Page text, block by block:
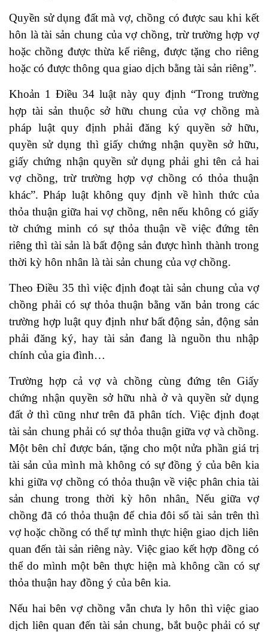
Quyền sử dụng đất mà vợ, chồng có được sau khi kết
hôn là tài sản chung của vợ chồng, trừ trường hợp vợ
hoặc chồng được thừa kế riêng, được tặng cho riêng
hoặc có được thông qua giao dịch bằng tài sản riêng”.
Khoản 1 Điều 34 luật này quy định “Trong trường
hợp tài sản thuộc sở hữu chung của vợ chồng mà
pháp luật quy định phải đăng ký quyền sở hữu,
quyền sử dụng thì giấy chứng nhận quyền sở hữu,
giấy chứng nhận quyền sử dụng phải ghi tên cả hai
vợ chồng, trừ trường hợp vợ chồng có thỏa thuận
khác”. Pháp luật không quy định về hình thức của
thỏa thuận giữa hai vợ chồng, nên nếu không có giấy
tờ chứng minh có sự thỏa thuận về việc đứng tên
riêng thì tài sản là bất động sản được hình thành trong
thời kỳ hôn nhân là tài sản chung của vợ chồng.
Theo Điều 35 thì việc định đoạt tài sản chung của vợ
chồng phải có sự thỏa thuận bằng văn bản trong các
trường hợp luật quy định như bất động sản, động sản
phải đăng ký, hay tài sản đang là nguồn thu nhập
chính của gia đình…
Trường hợp cả vợ và chồng cùng đứng tên Giấy
chứng nhận quyền sở hữu nhà ở và quyền sử dụng
đất ở thì cũng như trên đã phân tích. Việc định đoạt
tài sản chung phải có sự thỏa thuận giữa vợ và chồng.
Một bên chỉ được bán, tặng cho một nửa phần giá trị
tài sản của mình mà không có sự đồng ý của bên kia
khi giữa vợ chồng có thỏa thuận về việc phân chia tài
sản chung trong thời kỳ hôn nhân. Nếu giữa vợ
chồng đã có thỏa thuận để chia đôi số tài sản trên thì
vợ hoặc chồng có thể tự mình thực hiện giao dịch liên
quan đến tài sản riêng này. Việc giao kết hợp đồng có
thể do mình một bên thực hiện mà không cần có sự
thỏa thuận hay đồng ý của bên kia.
Nếu hai bên vợ chồng vẫn chưa ly hôn thì việc giao
dịch liên quan đến tài sản chung, bắt buộc phải có sự